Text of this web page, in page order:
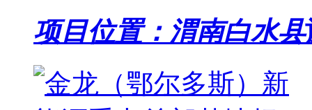
项目位置：渭南白水县